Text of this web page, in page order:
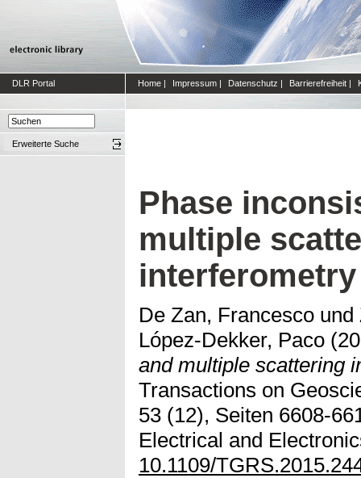
DLR Portal Home | Impressum | Datenschutz | Barrierefreiheit |
Erweiterte Suche
Phase
multiple
interferometry
De Zan, Francesco und
López-Dekker, Paco
and multiple scattering
Transactions on
53 (12), Seiten 6608-
Electrical and
10.1109/